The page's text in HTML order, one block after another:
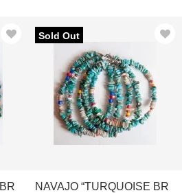
Sold Out
NAVAJO “TURQUOISE BR